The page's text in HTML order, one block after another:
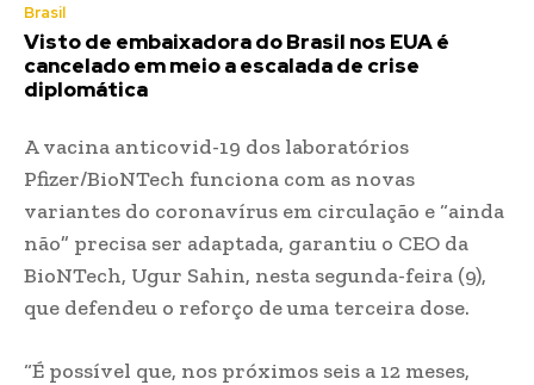
Brasil
Visto de embaixadora do Brasil nos EUA é
cancelado em meio a escalada de crise
diplomática
A vacina anticovid-19 dos laboratórios
Pfizer/BioNTech funciona com as novas
variantes do coronavírus em circulação e “ainda
não” precisa ser adaptada, garantiu o CEO da
BioNTech, Ugur Sahin, nesta segunda-feira (9),
que defendeu o reforço de uma terceira dose.
“É possível que, nos próximos seis a 12 meses,